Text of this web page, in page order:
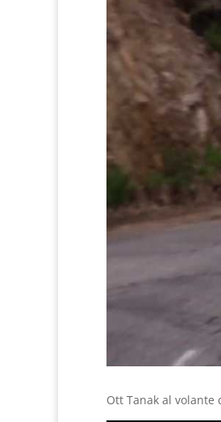
Ott Tanak al volante